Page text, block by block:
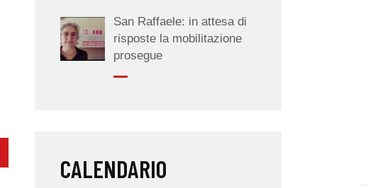
San Raffaele: in attesa di
risposte la mobilitazione
prosegue
CALENDARIO